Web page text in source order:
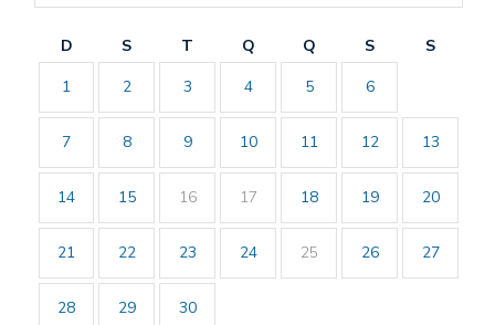
D S T Q Q S
S
1
2 3 4 5 6
7 8 9 10 11 12 13
14 15 16 17 18 19 20
21 22 23 24 25 26 27
28 29 30